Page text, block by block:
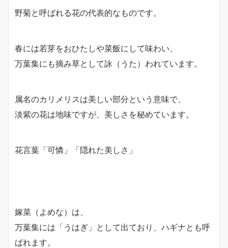
野菊と呼ばれる花の代表的なものです。
春には若芽をおひたしや菜飯にして味わい、
万葉集にも摘み草として詠（うた）われています。
属名のカリメリスは美しい部分という意味で、
淡紫の花は地味ですが、美しさを秘めています。
花言葉「可憐」「隠れた美しさ」
嫁菜（よめな）は、
万葉集には「うはぎ」として出ており、ハギナとも呼
ばれます。